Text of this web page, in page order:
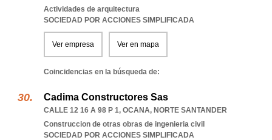
Actividades de arquitectura
SOCIEDAD POR ACCIONES SIMPLIFICADA
Ver empresa Ver en mapa
Coincidencias en la búsqueda de:
Cadima Constructores Sas
CALLE 12 16 A 98 P 1, OCANA, NORTE SANTANDER
Construccion de otras obras de ingenieria civil
SOCIEDAD POR ACCIONES SIMPLIFICADA